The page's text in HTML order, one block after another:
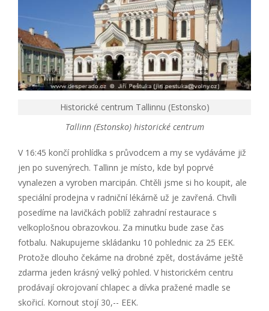
Historické centrum Tallinnu (Estonsko)
Tallinn (Estonsko) historické centrum
V 16:45 končí prohlídka s průvodcem a my se vydáváme již
jen po suvenýrech. Tallinn je místo, kde byl poprvé
vynalezen a vyroben marcipán. Chtěli jsme si ho koupit, ale
speciální prodejna v radniční lékárně už je zavřená. Chvíli
posedíme na lavičkách poblíž zahradní restaurace s
velkoplošnou obrazovkou. Za minutku bude zase čas
fotbalu. Nakupujeme skládanku 10 pohlednic za 25 EEK.
Protože dlouho čekáme na drobné zpět, dostáváme ještě
zdarma jeden krásný velký pohled. V historickém centru
prodávají okrojovaní chlapec a dívka pražené madle se
skořicí. Kornout stojí 30,-- EEK.